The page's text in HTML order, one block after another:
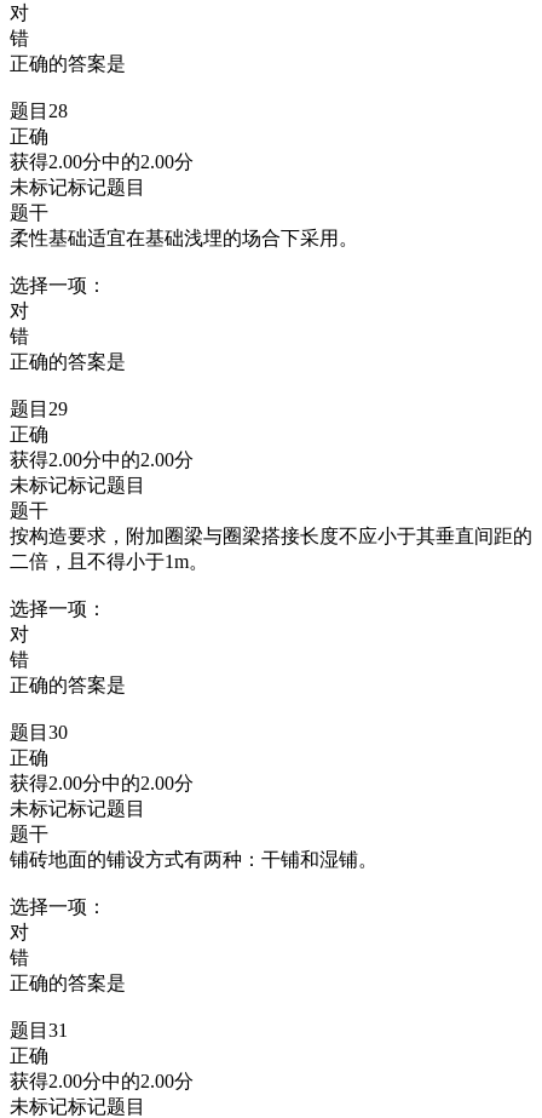
对
错
正确的答案是
题目28
正确
获得2.00分中的2.00分
未标记标记题目
题干
柔性基础适宜在基础浅埋的场合下采用。
选择一项：
对
错
正确的答案是
题目29
正确
获得2.00分中的2.00分
未标记标记题目
题干
按构造要求，附加圈梁与圈梁搭接长度不应小于其垂直间距的
二倍，且不得小于1m。
选择一项：
对
错
正确的答案是
题目30
正确
获得2.00分中的2.00分
未标记标记题目
题干
铺砖地面的铺设方式有两种：干铺和湿铺。
选择一项：
对
错
正确的答案是
题目31
正确
获得2.00分中的2.00分
未标记标记题目